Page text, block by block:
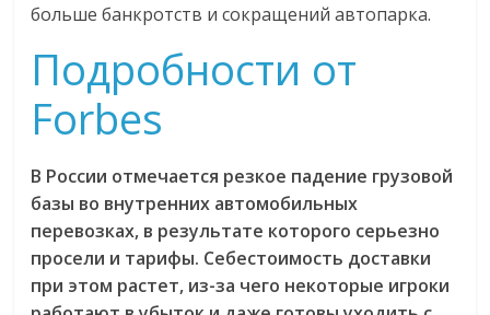
больше банкротств и сокращений автопарка.
Подробности от
Forbes
В России отмечается резкое падение грузовой
базы во внутренних автомобильных
перевозках, в результате которого серьезно
просели и тарифы. Себестоимость доставки
при этом растет, из-за чего некоторые игроки